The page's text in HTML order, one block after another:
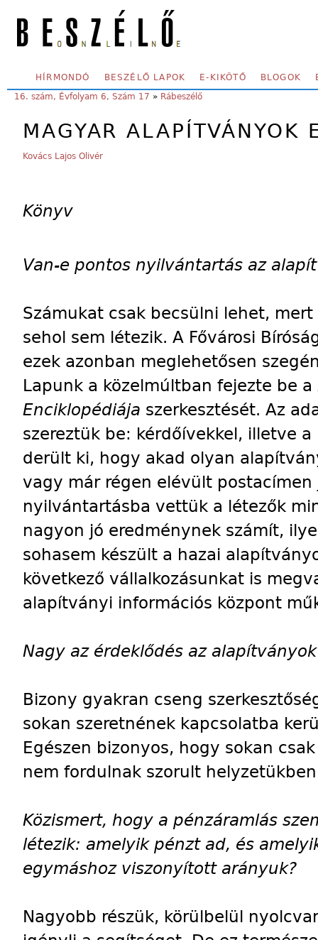
SECONDARY MENU
HÍRMONDÓ BESZÉLŐ LAPOK E-KIKÖTŐ BLOGOK
YOU ARE HERE:
16. szám, Évfolyam 6, Szám 17 » Rábeszélő
MAGYAR ALAPÍTVÁNYOK
Kovács Lajos Olivér
Könyv
Van-e pontos nyilvántartás az
Számukat csak becsülni lehet,
sehol sem létezik. A Fővárosi
ezek azonban meglehetősen
Lapunk a közelmúltban fejezte be a
Enciklopédiája szerkesztését. Az
szereztük be: kérdőívekkel, illetve
derült ki, hogy akad olyan
vagy már régen elévült
nyilvántartásba vettük a létezők
nagyon jó eredménynek számít,
sohasem készült a hazai
következő vállalkozásunkat is
alapítványi információs központ
Nagy az érdeklődés az
Bizony gyakran cseng
sokan szeretnének kapcsolatba
Egészen bizonyos, hogy sokan
nem fordulnak szorult
Közismert, hogy a pénzáramlás
létezik: amelyik pénzt ad, és
egymáshoz viszonyított arányuk?
Nagyobb részük, körülbelül